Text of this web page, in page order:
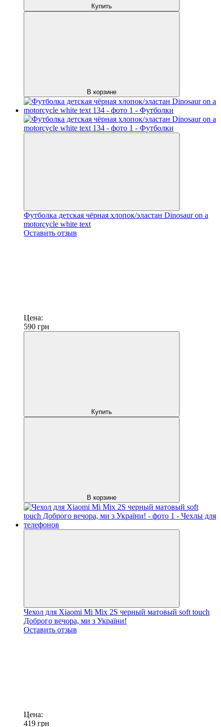
Купить
В корзине
Футболка детская чёрная хлопок/эластан Dinosaur on a
motorcycle white text
Оставить отзыв
Цена:
590 грн
Купить
В корзине
Чехол для Xiaomi Mi Mix 2S черный матовый soft touch
Доброго вечора, ми з України!
Оставить отзыв
Цена:
419 грн